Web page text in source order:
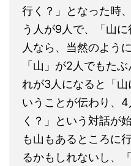
行く？」となった時
う人が9人で、「山
人なら、当然のよう
「山」が2人でもた
れが3人になると「
いうことが伝わり、
く？」という対話が
も山もあるところに
るかもしれないし、